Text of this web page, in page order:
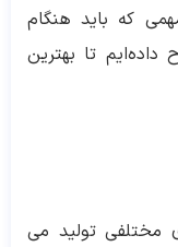
که باید هنگام
تا بهترین
مختلفی تولید می